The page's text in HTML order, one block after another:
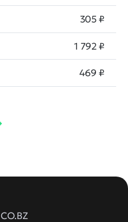
305 ₽
1 792 ₽
469 ₽
CO.BZ